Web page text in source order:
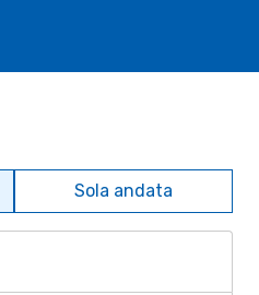
Sola andata